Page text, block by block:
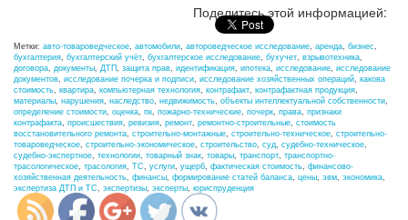
Поделитесь этой информацией:
Метки: авто-товароведческое, автомобили, автороведческое исследование, аренда, бизнес,
бухгалтерия, бухгалтерский учёт, бухгалтерское исследование, бухучет, взрывотехника,
договора, документы, ДТП, защита прав, идентификация, ипотека, исследование, исследование
документов, исследование почерка и подписи, исследование хозяйственных операций, какова
стоимость, квартира, компьютерная технология, контрафакт, контрафактная продукция,
материалы, нарушения, наследство, недвижимость, объекты интеллектуальной собственности,
определение стоимости, оценка, пк, пожарно-технические, почерк, права, признаки
контрафакта, происшествия, ревизия, ремонт, ремонтно-строительные, стоимость
восстановительного ремонта, строительно-монтажные, строительно-техническое, строительно-
товароведческое, строительно-экономическое, строительство, суд, судебно-техническое,
судебно-экспертное, технологии, товарный знак, товары, транспорт, транспортно-
трасологическое, трасология, ТС, услуги, ущерб, фактическая стоимость, финансово-
хозяйственная деятельность, финансы, формирование статей баланса, цены, эвм, экономика,
экспертиза ДТП и ТС, экспертизы, эксперты, юриспруденция
http://nexp.kz/tag/buhgalterskoe-
issledovanie">